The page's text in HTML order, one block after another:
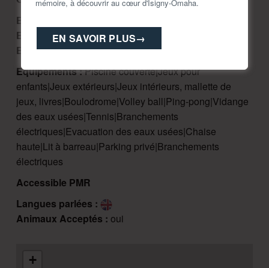
+
Emplacements classés :
Emplacements H.L.L. : 29
Emplacements nus :26
Equipements :Piscine couverte|Jeux pour
enfants|Jeux extérieurs|Jeux intérieurs, mallette de
jeux, livres|Boulodrome|Volley ball|Ping-pong|Vidange
des eaux usées|Tennis|Branchements
électriques|Evacuation des eaux usées|Chaise
haute|Lit à barreau|Parking privé|Branchements
électriques
Accessible PMR
Langues parlées :
Animaux Acceptés : oui
mémoire, à découvrir au cœur d'Isigny-Omaha.
EN SAVOIR PLUS→